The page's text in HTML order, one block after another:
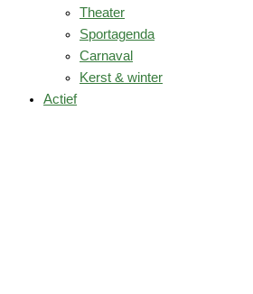
Theater
Sportagenda
Carnaval
Kerst & winter
Actief